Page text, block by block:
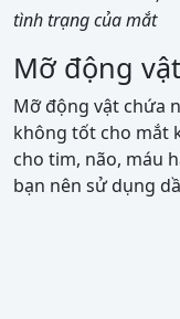
tình trạng của mắt
Mỡ động vật
Mỡ động vật chứa
không tốt cho mắt
cho tim, não, máu
bạn nên sử dụng